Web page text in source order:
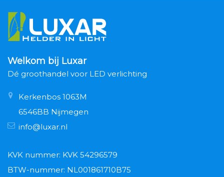
Welkom bij Luxar
Dé groothandel voor LED verlichting
Kerkenbos 1063M
6546BB Nijmegen
info@luxar.nl
KVK nummer: KVK 54296579
BTW-nummer: NL001861710B75